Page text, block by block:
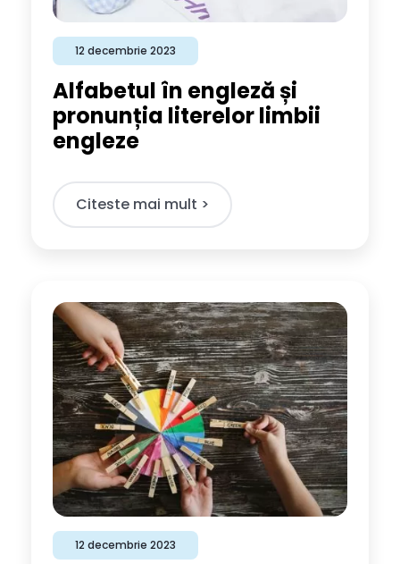
12 decembrie 2023
Alfabetul în engleză și
pronunția literelor limbii
engleze
Citeste mai mult >​
12 decembrie 2023